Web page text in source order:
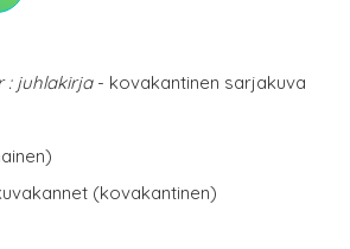
: juhlakirja- kovakantinen sarjakuva
(kovakantinen)